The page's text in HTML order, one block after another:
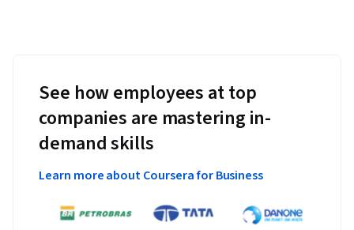
See how employees at top
companies are mastering in-
demand skills
Learn more about Coursera for Business